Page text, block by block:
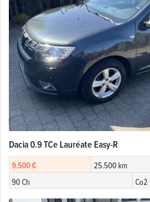
Dacia 0.9 TCe Lauréate Easy-R
9.500 € 25.500 km
90 Ch
Co2